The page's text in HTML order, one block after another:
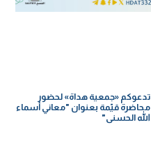
تدعوكم «جمعية هداة» لحضور
محاضرة قيّمة بعنوان "معاني أسماء
الله الحسنى"